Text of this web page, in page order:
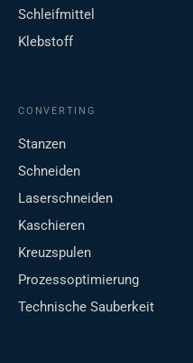
Schleifmittel
Klebstoff
CONVERTING
Stanzen
Schneiden
Laserschneiden
Kaschieren
Kreuzspulen
Prozessoptimierung
Technische Sauberkeit